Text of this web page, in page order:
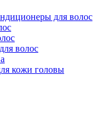
для волос
волос
кожи головы